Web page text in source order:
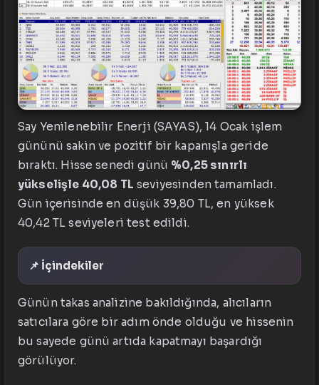
Say Yenilenebilir Enerji (SAYAS), 14 Ocak işlem
gününü sakin ve pozitif bir kapanışla geride
bıraktı. Hisse senedi günü %0,25 sınırlı
yükselişle 40,08 TL seviyesinden tamamladı.
Gün içerisinde en düşük 39,80 TL, en yüksek
40,42 TL seviyeleri test edildi.
📌 İçindekiler
Günün takas analizine bakıldığında, alıcıların
satıcılara göre bir adım önde olduğu ve hissenin
bu sayede günü artıda kapatmayı başardığı
görülüyor.